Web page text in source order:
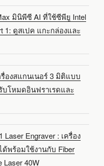
มินิพีซี AI ที่ใช้ซีพียู Intel
1: ดูสเปค แกะกล่องและ
รื่องสแกนเนอร์ 3 มิติแบบ
โหมดอินฟราเรดและ
Laser Engraver : เครื่อง
ด้พร้อมใช้งานกับ Fiber
Laser 40W